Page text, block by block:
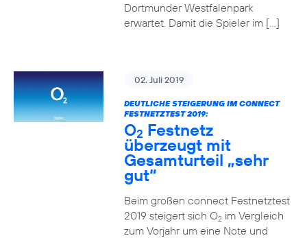
Dortmunder Westfalenpark
erwartet. Damit die Spieler im […]
02. Juli 2019
DEUTLICHE STEIGERUNG IM CONNECT
FESTNETZTEST 2019:
O2 Festnetz
überzeugt mit
Gesamturteil „sehr
gut“
Beim großen connect Festnetztest
2019 steigert sich O2im Vergleich
zum Vorjahr um eine Note und